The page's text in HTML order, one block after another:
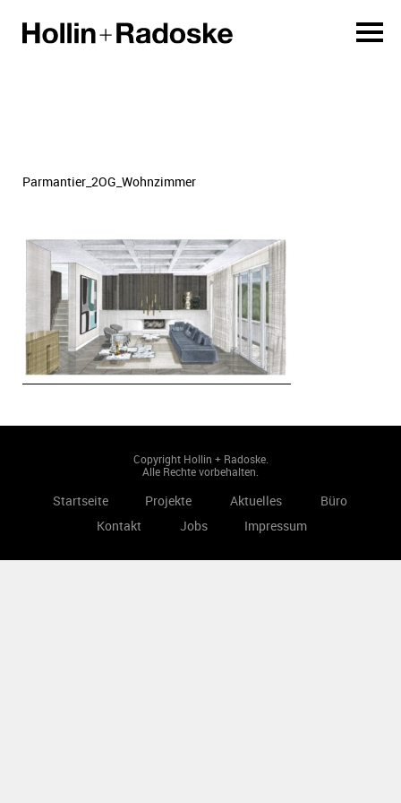
Parmantier_2OG_Wohnzimmer
Copyright Hollin + Radoske.
Alle Rechte vorbehalten.
Startseite Projekte Aktuelles
Büro
Kontakt
Jobs Impressum